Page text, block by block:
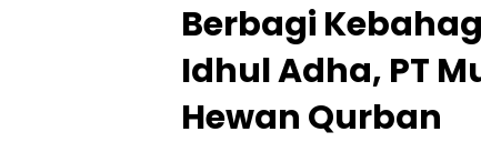
Berbagi
Idhul Adha, PT
Hewan Qurban